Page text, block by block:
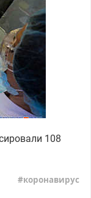
108
коронавирус